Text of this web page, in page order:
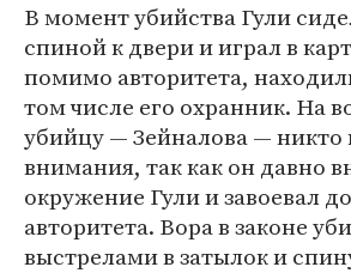
В момент убийства Гули
спиной к двери и играл в
помимо авторитета,
том числе его охранник. На
убийцу — Зейналова — никто
внимания, так как он давно
окружение Гули и завоевал
авторитета. Вора в законе
выстрелами в затылок и